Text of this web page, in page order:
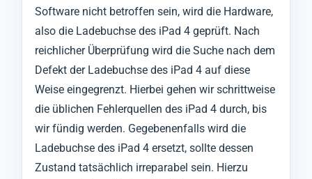
Software nicht betroffen sein, wird die Hardware,
also die Ladebuchse des iPad 4 geprüft. Nach
reichlicher Überprüfung wird die Suche nach dem
Defekt der Ladebuchse des iPad 4 auf diese
Weise eingegrenzt. Hierbei gehen wir schrittweise
die üblichen Fehlerquellen des iPad 4 durch, bis
wir fündig werden. Gegebenenfalls wird die
Ladebuchse des iPad 4 ersetzt, sollte dessen
Zustand tatsächlich irreparabel sein. Hierzu